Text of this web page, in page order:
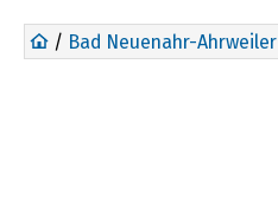
/ Bad Neuenahr-Ahrweiler